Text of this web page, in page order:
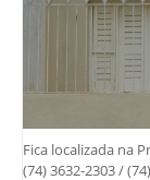
Fica localizada na
(74) 3632-2303 /